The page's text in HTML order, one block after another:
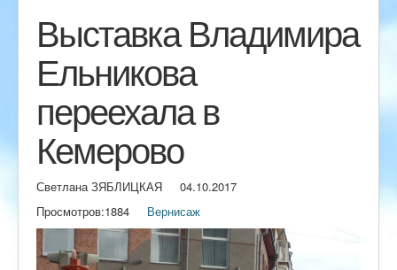
Выставка Владимира
Ельникова
переехала в
Кемерово
Светлана ЗЯБЛИЦКАЯ
04.10.2017
Просмотров:1884 Вернисаж